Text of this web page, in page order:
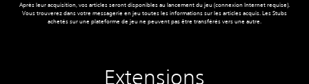
Après leur acquisition, vos articles seront disponibles au lancement du jeu (connexion Internet requise).
Vous trouverez dans votre messagerie en jeu toutes les informations sur les articles acquis. Les Stubs
achetés sur une plateforme de jeu ne peuvent pas être transférés vers une autre.
Extensions